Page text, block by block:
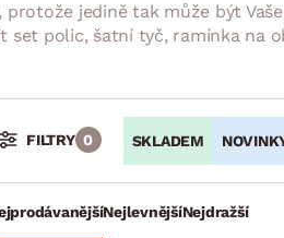
protože jedině tak může být
set polic, šatní tyč, ramínka na
SKLADEM
FILTRY 0
NejlevnějšíNejdražší